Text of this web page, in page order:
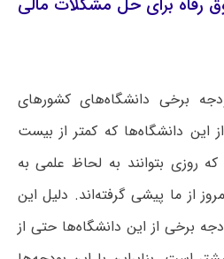
رفاه برای حل مشکلات مالی
برخی دانشگاه‌های کشورهای
این دانشگاه‌ها که کمتر از بیست
که روزی بتوانند به لحاظ علمی به
از ما پیشی گرفته‌اند. دلیل این
برخی از این دانشگاه‌ها حتی از